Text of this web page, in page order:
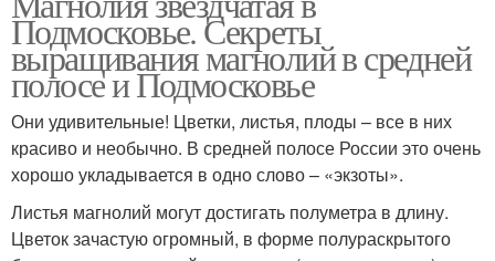
Подмосковье. Секреты
выращивания магнолий в средней
полосе и Подмосковье
Они удивительные! Цветки, листья, плоды – все в них
красиво и необычно. В средней полосе России это очень
хорошо укладывается в одно слово – «экзоты».
Листья магнолий могут достигать полуметра в длину.
Цветок зачастую огромный, в форме полураскрытого